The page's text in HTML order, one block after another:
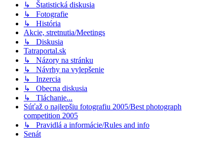
↳ Štatistická diskusia
↳ Fotografie
↳ História
Akcie, stretnutia/Meetings
↳ Diskusia
Tatraportal.sk
↳ Názory na stránku
↳ Návrhy na vylepšenie
↳ Inzercia
↳ Obecna diskusia
↳ Tláchanie...
Súťaž o najlepšiu fotografiu 2005/Best photograph
competition 2005
↳ Pravidlá a informácie/Rules and info
Senát